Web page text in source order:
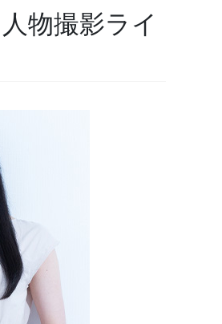
物撮影ライ